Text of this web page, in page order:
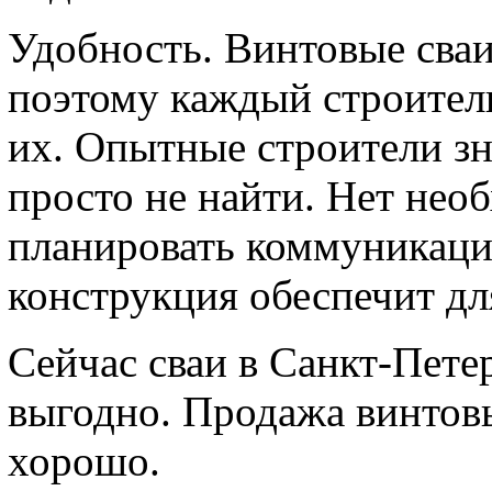
Удобность. Винтовые
поэтому каждый
их. Опытные строители
просто не найти. Нет
планировать
конструкция обеспечит
Сейчас сваи в Санкт-
выгодно. Продажа
хорошо.